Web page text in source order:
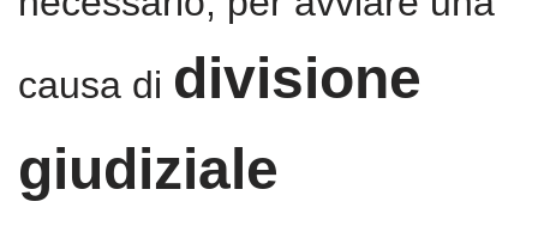
causa di divisione
giudiziale